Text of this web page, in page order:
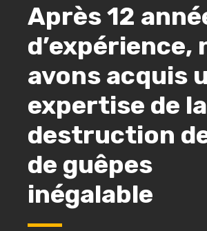
Après 12
d’expérience,
avons acquis
expertise de la
destruction
de guêpes
inégalable